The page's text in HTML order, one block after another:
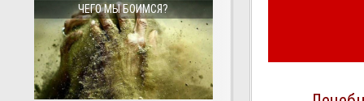
ЧЕГО МЫ БОИМСЯ?